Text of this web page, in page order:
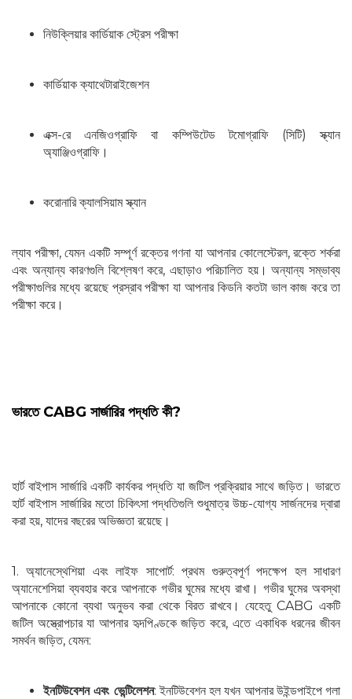
নিউক্লিয়ার কার্ডিয়াক স্ট্রেস পরীক্ষা
কার্ডিয়াক ক্যাথেটারাইজেশন
এক্স-রে এনজিওগ্রাফি বা কম্পিউটেড টমোগ্রাফি (সিটি) স্ক্যান
অ্যাঞ্জিওগ্রাফি।
করোনারি ক্যালসিয়াম স্ক্যান
ল্যাব পরীক্ষা, যেমন একটি সম্পূর্ণ রক্তের গণনা যা আপনার কোলেস্টেরল, রক্তে শর্করা
এবং অন্যান্য কারণগুলি বিশ্লেষণ করে, এছাড়াও পরিচালিত হয়। অন্যান্য সম্ভাব্য
পরীক্ষাগুলির মধ্যে রয়েছে প্রস্রাব পরীক্ষা যা আপনার কিডনি কতটা ভাল কাজ করে তা
পরীক্ষা করে।
ভারতে CABG সার্জারির পদ্ধতি কী?
হার্ট বাইপাস সার্জারি একটি কার্যকর পদ্ধতি যা জটিল প্রক্রিয়ার সাথে জড়িত। ভারতে
হার্ট বাইপাস সার্জারির মতো চিকিৎসা পদ্ধতিগুলি শুধুমাত্র উচ্চ-যোগ্য সার্জনদের দ্বারা
করা হয়, যাদের বছরের অভিজ্ঞতা রয়েছে।
1. অ্যানেস্থেশিয়া এবং লাইফ সাপোর্ট: প্রথম গুরুত্বপূর্ণ পদক্ষেপ হল সাধারণ
অ্যানেশেসিয়া ব্যবহার করে আপনাকে গভীর ঘুমের মধ্যে রাখা। গভীর ঘুমের অবস্থা
আপনাকে কোনো ব্যথা অনুভব করা থেকে বিরত রাখবে। যেহেতু CABG একটি
জটিল অস্ত্রোপচার যা আপনার হৃদপিণ্ডকে জড়িত করে, এতে একাধিক ধরনের জীবন
সমর্থন জড়িত, যেমন:
ইনটিউবেশন এবং ভেন্টিলেশন: ইনটিউবেশন হল যখন আপনার উইন্ডপাইপে গলা